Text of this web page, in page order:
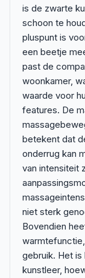
is de zwarte
schoon te
pluspunt is
een beetje
past de
woonkamer,
waarde voor
features. De
betekent dat
onderrug kan
van intensiteit
niet sterk
Bovendien
gebruik. Het
kunstleer,